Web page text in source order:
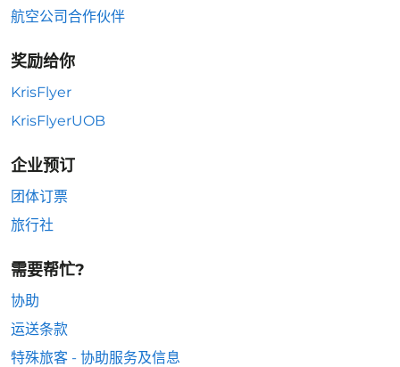
航空公司合作伙伴
奖励给你
KrisFlyer
KrisFlyerUOB
企业预订
团体订票
旅行社
需要帮忙?
协助
运送条款
特殊旅客 - 协助服务及信息